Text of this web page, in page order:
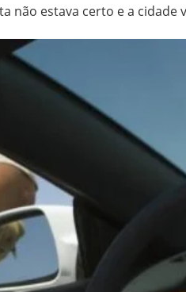
não estava certo e a cidade